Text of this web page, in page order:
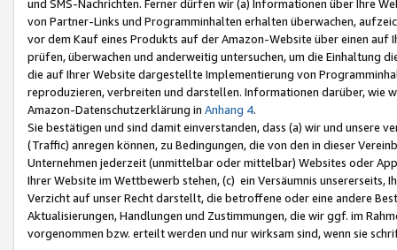
und SMS-Nachrichten. Ferner dürfen wir (a) Informationen über Ihre
von Partner-Links und Programminhalten erhalten überwachen,
vor dem Kauf eines Produkts auf der Amazon-Website über einen
prüfen, überwachen und anderweitig untersuchen, um die Einhaltung
die auf Ihrer Website dargestellte Implementierung von
reproduzieren, verbreiten und darstellen. Informationen darüber, wie
Amazon-Datenschutzerklärung in Anhang 4.
Sie bestätigen und sind damit einverstanden, dass (a) wir und
(Traffic) anregen können, zu Bedingungen, die von den in dieser
Unternehmen jederzeit (unmittelbar oder mittelbar) Websites oder
Ihrer Website im Wettbewerb stehen, (c) ein Versäumnis unsererseits,
Verzicht auf unser Recht darstellt, die betroffene oder eine andere
Aktualisierungen, Handlungen und Zustimmungen, die wir ggf. im
vorgenommen bzw. erteilt werden und nur wirksam sind, wenn sie